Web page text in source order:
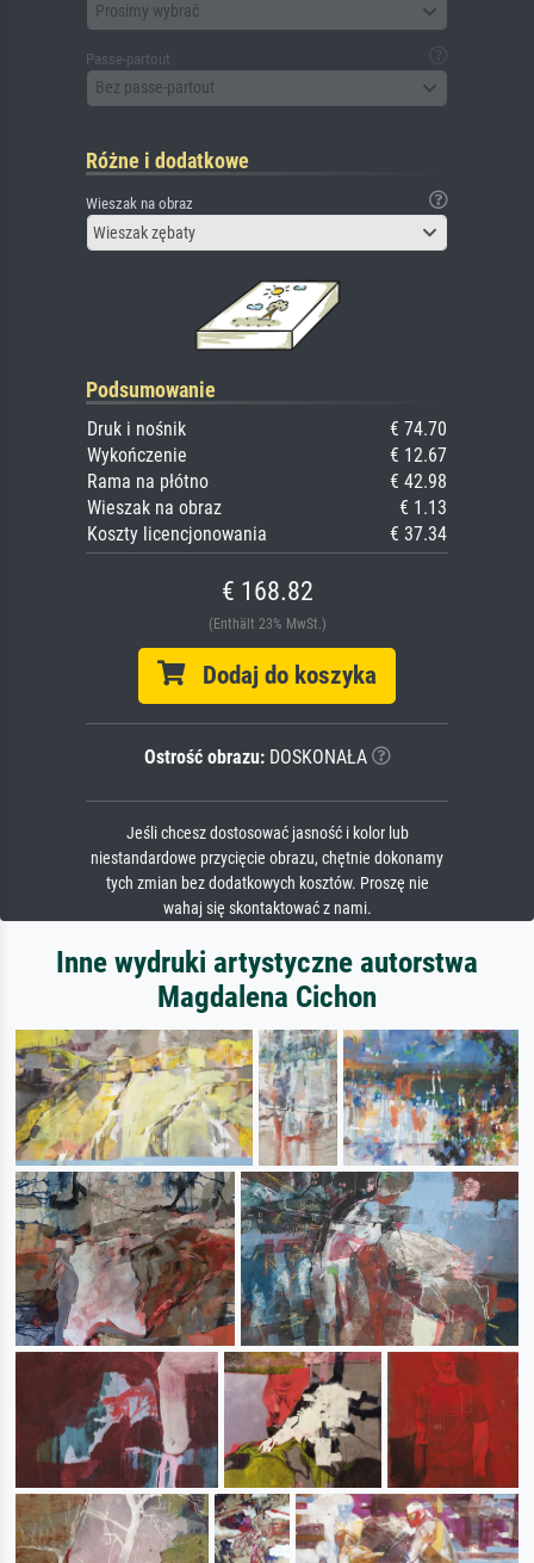
Prosimy wybrać
Passe-partout
Bez passe-partout
Różne i dodatkowe
Wieszak na obraz
Wieszak zębaty
Podsumowanie
Druk i nośnik
€ 74.70
Wykończenie
€ 12.67
Rama na płótno
€ 42.98
Wieszak na obraz
€ 1.13
Koszty licencjonowania
€ 37.34
€ 168.82
(Enthält 23% MwSt.)
Dodaj do koszyka
Ostrość obrazu:DOSKONAŁA
Jeśli chcesz dostosować jasność i kolor lub
niestandardowe przycięcie obrazu, chętnie dokonamy
tych zmian bez dodatkowych kosztów. Proszę nie
wahaj się skontaktować z nami.
Inne wydruki artystyczne autorstwa
Magdalena Cichon